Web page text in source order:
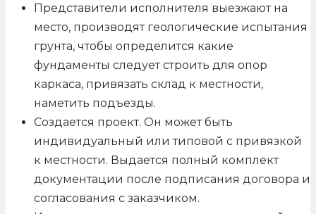
Представители исполнителя выезжают на
место, производят геологические испытания
грунта, чтобы определится какие
фундаменты следует строить для опор
каркаса, привязать склад к местности,
наметить подъезды.
Создается проект. Он может быть
индивидуальный или типовой с привязкой
к местности. Выдается полный комплект
документации после подписания договора и
согласования с заказчиком.